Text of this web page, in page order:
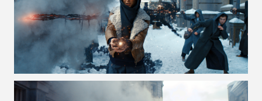
VOIR LA PHOTO EN GRAND FORMAT